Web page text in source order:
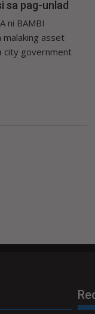
sa pag-unlad
ni BAMBI
malaking asset
city government